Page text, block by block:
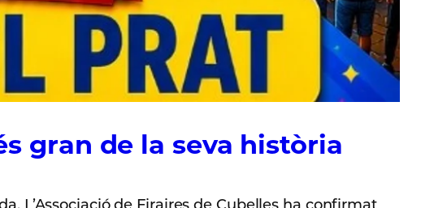
gran de la seva història